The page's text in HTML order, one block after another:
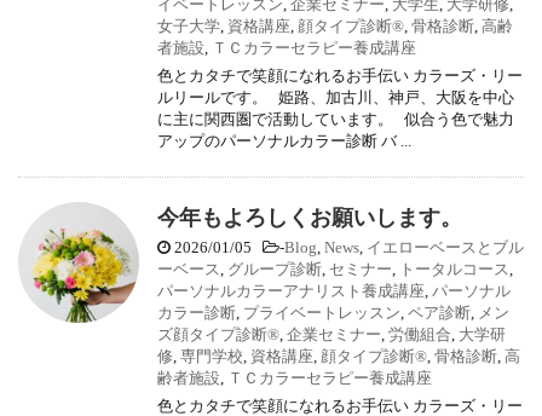
イベートレッスン, 企業セミナー, 大学生, 大学研修,
女子大学, 資格講座, 顔タイプ診断®, 骨格診断, 高齢
者施設, ＴＣカラーセラピー養成講座
色とカタチで笑顔になれるお手伝い カラーズ・リー
ルリールです。 姫路、加古川、神戸、大阪を中心
に主に関西圏で活動しています。 似合う色で魅力
アップのパーソナルカラー診断 バ ...
今年もよろしくお願いします。
2026/01/05 -Blog, News, イエローベースとブル
ーベース, グループ診断, セミナー, トータルコース,
パーソナルカラーアナリスト養成講座, パーソナル
カラー診断, プライベートレッスン, ペア診断, メン
ズ顔タイプ診断®, 企業セミナー, 労働組合, 大学研
修, 専門学校, 資格講座, 顔タイプ診断®, 骨格診断, 高
齢者施設, ＴＣカラーセラピー養成講座
色とカタチで笑顔になれるお手伝い カラーズ・リー